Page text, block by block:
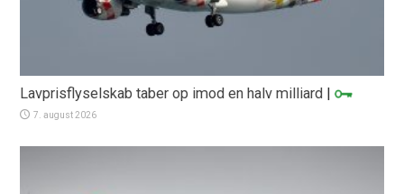
Lavprisflyselskab taber op imod en halv milliard |
7. august 2026